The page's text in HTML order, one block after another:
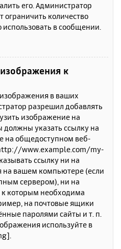
его. Администратор
количество
в сообщении.
к
в ваших
разрешил добавлять
изображение на
указать ссылку на
на общедоступном веб-
www.example.com/my-
ссылку ни на
вашем компьютере (если
сервером), ни на
которым необходима
на почтовые ящики
паролями сайты и т. п.
используйте в